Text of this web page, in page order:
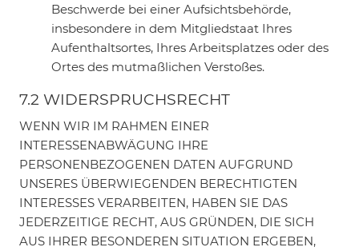
Beschwerde bei einer Aufsichtsbehörde,
insbesondere in dem Mitgliedstaat Ihres
Aufenthaltsortes, Ihres Arbeitsplatzes oder des
Ortes des mutmaßlichen Verstoßes.
7.2 WIDERSPRUCHSRECHT
WENN WIR IM RAHMEN EINER
INTERESSENABWÄGUNG IHRE
PERSONENBEZOGENEN DATEN AUFGRUND
UNSERES ÜBERWIEGENDEN BERECHTIGTEN
INTERESSES VERARBEITEN, HABEN SIE DAS
JEDERZEITIGE RECHT, AUS GRÜNDEN, DIE SICH
AUS IHRER BESONDEREN SITUATION ERGEBEN,